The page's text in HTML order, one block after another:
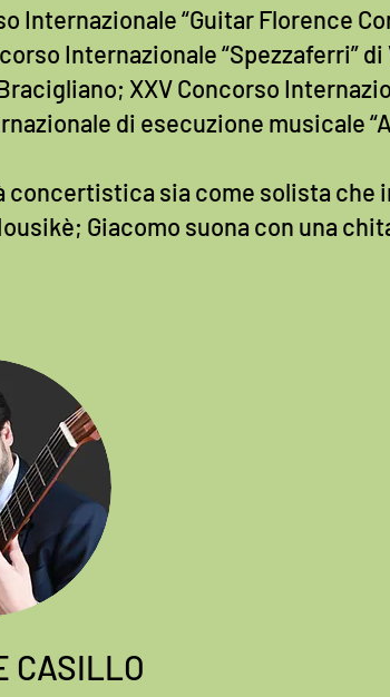
Internazionale “Guitar Florence
Internazionale “Spezzaferri”
XXV Concorso
di esecuzione musicale
concertistica sia come solista che
Giacomo suona con una
CASILLO